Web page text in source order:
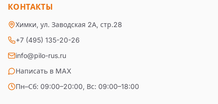
КОНТАКТЫ
Химки, ул. Заводская 2А, стр.28
+7 (495) 135-20-26
info@pilo-rus.ru
Написать в MAX
Пн–Сб: 09:00–20:00, Вс: 09:00–18:00